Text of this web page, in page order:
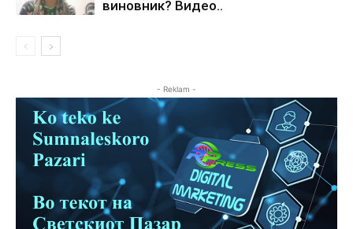
виновник? Видео..
- Reklam -